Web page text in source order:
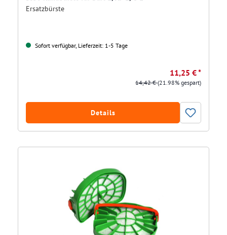
Ersatzbürste
Sofort verfügbar, Lieferzeit: 1-5 Tage
11,25 € *
14,42 €(21.98% gespart)
Details